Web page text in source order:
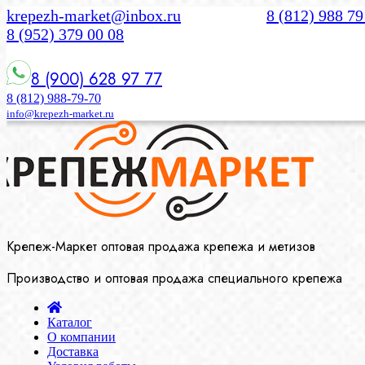
krepezh-market@inbox.ru
8 (812) 988
8 (952) 379 00 08
8 (900) 628 97 77
8 (812) 988-79-70
info@krepezh-market.ru
Крепеж-Маркет оптовая продажа крепежа и метизов
Производство и оптовая продажа специального крепежа
Каталог
О компании
Доставка